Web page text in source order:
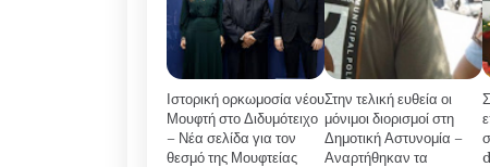
Ιστορική ορκωμοσία νέου
Μουφτή στο Διδυμότειχο
– Νέα σελίδα για τον
θεσμό της Μουφτείας
Στην τελική ευθεία οι
μόνιμοι διορισμοί στη
Δημοτική Αστυνομία –
Αναρτήθηκαν τα